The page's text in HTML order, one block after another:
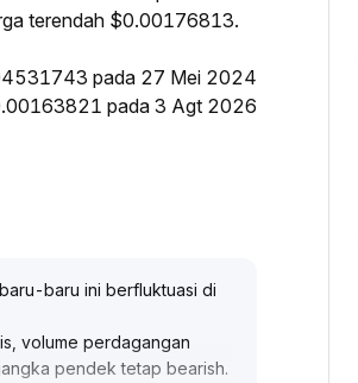
terendah $0.00176813.
pada 27 Mei 2024
pada 3 Agt 2026
baru ini berfluktuasi di
volume perdagangan
pendek tetap bearish.